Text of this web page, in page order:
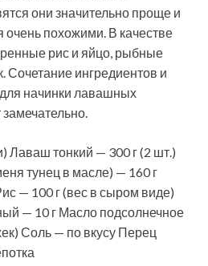
они значительно проще и
очень похожими. В качестве
рис и яйцо, рыбные
Сочетание ингредиентов и
начинки лавашных
Лаваш тонкий — 300 г (2 шт.)
тунец в масле) — 160 г
— 100 г (вес в сыром виде)
— 10 г Масло подсолнечное
Соль — по вкусу Перец